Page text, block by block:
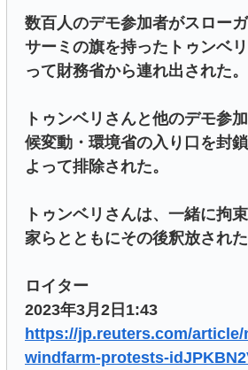
数百人のデモ参加者がスローガ
サーミの旗を持ったトゥンベ
って財務省から連れ出された。
トゥンベリさんと他のデモ参
候変動・環境省の入り口を封
よって排除された。
トゥンベリさんは、一緒に拘
家らとともにその後釈放された
ロイター
2023年3月2日1:43
https://jp.reuters.com/article/
windfarm-protests-